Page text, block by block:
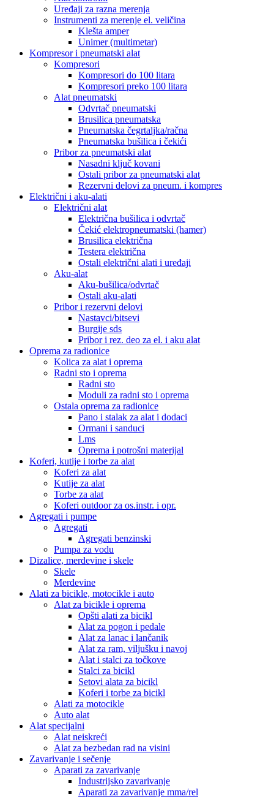
Uređaji za razna merenja
Instrumenti za merenje el. veličina
Klešta amper
Unimer (multimetar)
Kompresor i pneumatski alat
Kompresori
Kompresori do 100 litara
Kompresori preko 100 litara
Alat pneumatski
Odvrtač pneumatski
Brusilica pneumatska
Pneumatska čegrtaljka/račna
Pneumatska bušilica i čekići
Pribor za pneumatski alat
Nasadni ključ kovani
Ostali pribor za pneumatski alat
Rezervni delovi za pneum. i kompres
Električni i aku-alati
Električni alat
Električna bušilica i odvrtač
Čekić elektropneumatski (hamer)
Brusilica električna
Testera električna
Ostali električni alati i uređaji
Aku-alat
Aku-bušilica/odvrtač
Ostali aku-alati
Pribor i rezervni delovi
Nastavci/bitsevi
Burgije sds
Pribor i rez. deo za el. i aku alat
Oprema za radionice
Kolica za alat i oprema
Radni sto i oprema
Radni sto
Moduli za radni sto i oprema
Ostala oprema za radionice
Pano i stalak za alat i dodaci
Ormani i sanduci
Lms
Oprema i potrošni materijal
Koferi, kutije i torbe za alat
Koferi za alat
Kutije za alat
Torbe za alat
Koferi outdoor za os.instr. i opr.
Agregati i pumpe
Agregati
Agregati benzinski
Pumpa za vodu
Dizalice, merdevine i skele
Skele
Merdevine
Alati za bicikle, motocikle i auto
Alat za bicikle i oprema
Opšti alati za bicikl
Alat za pogon i pedale
Alat za lanac i lančanik
Alat za ram, viljušku i navoj
Alat i stalci za točkove
Stalci za bicikl
Setovi alata za bicikl
Koferi i torbe za bicikl
Alati za motocikle
Auto alat
Alat specijalni
Alat neiskreći
Alat za bezbedan rad na visini
Zavarivanje i sečenje
Aparati za zavarivanje
Industrijsko zavarivanje
Aparati za zavarivanje mma/rel